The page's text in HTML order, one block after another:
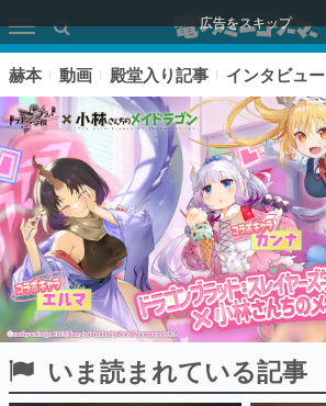
広告をスキップ
ピックアップ
赫本 動画 殿堂入り記事 インタビュー
いま読まれている記事